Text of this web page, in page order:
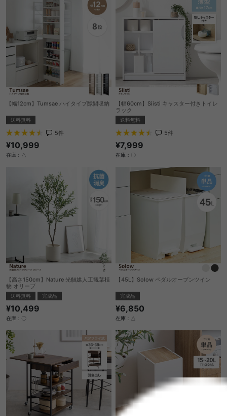
【幅12cm】Tumsae ハイタイプ隙間収納
送料無料
5件
¥10,999
在庫：△
【幅60cm】Siisti キャスター付きトイレ
ラック
送料無料
5件
¥7,999
在庫：〇
【高さ150cm】Nature 光触媒人工観葉植
物 オリーブ
送料無料 完成品
¥10,499
在庫：〇
【45L】Solow ペダルオープンツイン
完成品
¥6,850
在庫：△